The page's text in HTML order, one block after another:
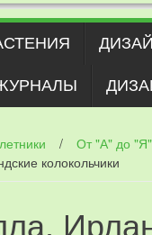
/
От "А" до "Я"
колокольчики